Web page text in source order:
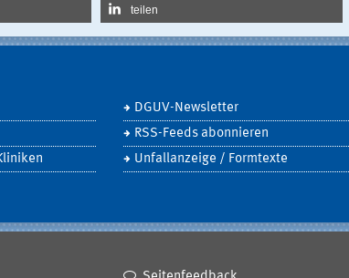
teilen
DGUV-Newsletter
RSS-Feeds abonnieren
Unfallanzeige / Formtexte